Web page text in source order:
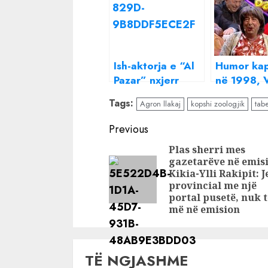
Ish-aktorja e “Al
Pazar” nxjerr
zbuluar Agron
Llakajn: Më hoqi
nga puna pa
paralajmërim
Humor
në 1998,
Plus
Llakajn:
Tags: Agron llakaj kopshi zoologjik
Continue
Reading
Previous
Plas sherri mes
gazetarëve në
Kikia-Ylli Rakipit:
provincial me një
portal pusetë, nuk
më në emision
TË NGJASHME